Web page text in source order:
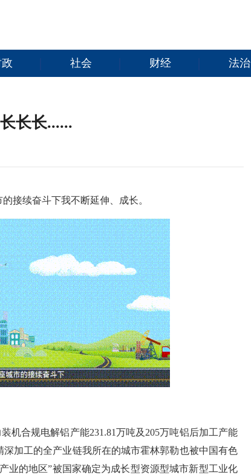
社会 财经 法治
长长......
接续奋斗下我不断延伸、成长。
机合规电解铝产能231.81万吨及 205万吨铝后加工产能
加工的全产业链我所在的城市霍林郭勒也被中国有色
业的地区”被国家确定为成长型资源型城市新型工业化